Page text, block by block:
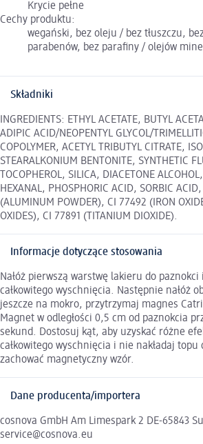
Krycie pełne
Cechy produktu:
wegański, bez oleju / bez tłuszczu,
parabenów, bez parafiny / olejów
Składniki
INGREDIENTS: ETHYL ACETATE, BUTYL
ADIPIC ACID/NEOPENTYL GLYCOL/
COPOLYMER, ACETYL TRIBUTYL CITRATE,
STEARALKONIUM BENTONITE, SYNTHETIC
TOCOPHEROL, SILICA, DIACETONE
HEXANAL, PHOSPHORIC ACID, SORBIC
(ALUMINUM POWDER), CI 77492 (IRON
OXIDES), CI 77891 (TITANIUM DIOXIDE).
Informacje dotyczące stosowania
Nałóż pierwszą warstwę lakieru do paznokci
całkowitego wyschnięcia. Następnie nałóż
jeszcze na mokro, przytrzymaj magnes
Magnet w odległości 0,5 cm od paznokcia
sekund. Dostosuj kąt, aby uzyskać różne
całkowitego wyschnięcia i nie nakładaj topu
zachować magnetyczny wzór.
Dane producenta/importera
cosnova GmbH Am Limespark 2 DE-65843
service@cosnova.eu